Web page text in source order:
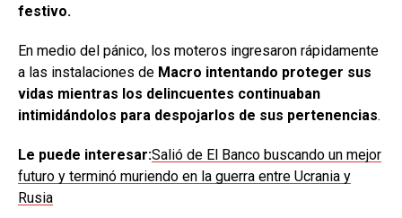
festivo.
En medio del pánico, los moteros ingresaron rápidamente
a las instalaciones de Macro intentando proteger sus
vidas mientras los delincuentes continuaban
intimidándolos para despojarlos de sus pertenencias.
Le puede interesar:Salió de El Banco buscando un mejor
futuro y terminó muriendo en la guerra entre Ucrania y
Rusia